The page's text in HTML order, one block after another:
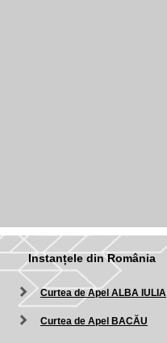
Instanțele din România
Curtea de Apel ALBA IULIA
Curtea de Apel BACĂU